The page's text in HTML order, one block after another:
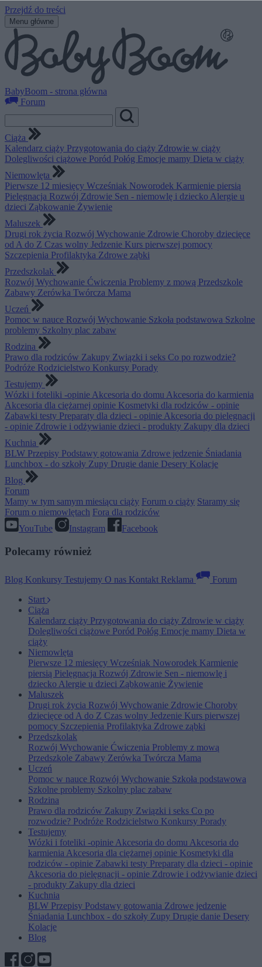
Przejdź do treści
Menu główne
BabyBoom - strona główna
Forum
Ciąża
Kalendarz ciąży Przygotowania do ciąży Zdrowie w ciąży
Dolegliwości ciążowe Poród Połóg Emocje mamy Dieta w ciąży
Niemowlęta
Pierwsze 12 miesięcy Wcześniak Noworodek Karmienie piersią
Pielęgnacja Rozwój Zdrowie Sen - niemowlę i dziecko Alergie u
dzieci Ząbkowanie Żywienie
Maluszek
Drugi rok życia Rozwój Wychowanie Zdrowie Choroby dziecięce
od A do Z Czas wolny Jedzenie Kurs pierwszej pomocy
Szczepienia Profilaktyka Zdrowe ząbki
Przedszkolak
Rozwój Wychowanie Ćwiczenia Problemy z mową Przedszkole
Zabawy Zerówka Twórcza Mama
Uczeń
Pomoc w nauce Rozwój Wychowanie Szkoła podstawowa Szkolne
problemy Szkolny plac zabaw
Rodzina
Prawo dla rodziców Zakupy Związki i seks Co po rozwodzie?
Podróże Rodzicielstwo Konkursy Porady
Testujemy
Wózki i foteliki -opinie Akcesoria do domu Akcesoria do karmienia
Akcesoria dla ciężarnej opinie Kosmetyki dla rodziców - opinie
Zabawki testy Preparaty dla dzieci - opinie Akcesoria do pielęgnacji
- opinie Zdrowie i odżywianie dzieci - produkty Zakupy dla dzieci
Kuchnia
BLW Przepisy Podstawy gotowania Zdrowe jedzenie Śniadania
Lunchbox - do szkoły Zupy Drugie danie Desery Kolacje
Blog
Forum
Mamy w tym samym miesiącu ciąży Forum o ciąży Staramy się
Forum o niemowlętach Fora dla rodziców
YouTube
Instagram Facebook
Polecamy również
Blog Konkursy Testujemy O nas Kontakt Reklama
Forum
Start
Ciąża
Kalendarz ciąży Przygotowania do ciąży Zdrowie w ciąży
Dolegliwości ciążowe Poród Połóg Emocje mamy Dieta w
ciąży
Niemowlęta
Pierwsze 12 miesięcy Wcześniak Noworodek Karmienie
piersią Pielęgnacja Rozwój Zdrowie Sen - niemowlę i
dziecko Alergie u dzieci Ząbkowanie Żywienie
Maluszek
Drugi rok życia Rozwój Wychowanie Zdrowie Choroby
dziecięce od A do Z Czas wolny Jedzenie Kurs pierwszej
pomocy Szczepienia Profilaktyka Zdrowe ząbki
Przedszkolak
Rozwój Wychowanie Ćwiczenia Problemy z mową
Przedszkole Zabawy Zerówka Twórcza Mama
Uczeń
Pomoc w nauce Rozwój Wychowanie Szkoła podstawowa
Szkolne problemy Szkolny plac zabaw
Rodzina
Prawo dla rodziców Zakupy Związki i seks Co po
rozwodzie? Podróże Rodzicielstwo Konkursy Porady
Testujemy
Wózki i foteliki -opinieAkcesoria do domu Akcesoria do
karmieniaAkcesoria dla ciężarnej opinie Kosmetyki dla
rodziców - opinie Zabawki testy Preparaty dla dzieci - opinie
Akcesoria do pielęgnacji - opinie Zdrowie i odżywianie dzieci
- produkty Zakupy dla dzieci
Kuchnia
BLW Przepisy Podstawy gotowania Zdrowe jedzenie
Śniadania Lunchbox - do szkoły Zupy Drugie danie Desery
Kolacje
Blog